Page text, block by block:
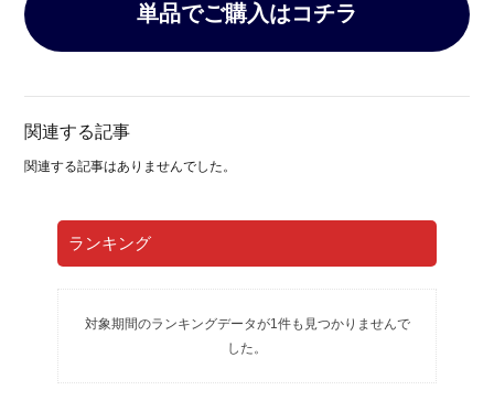
単品でご購入はコチラ
関連する記事
関連する記事はありませんでした。
ランキング
対象期間のランキングデータが1件も見つかりませんで
した。